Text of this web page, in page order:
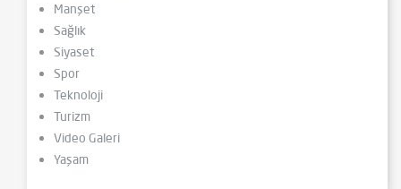
Manşet
Sağlık
Siyaset
Spor
Teknoloji
Turizm
Video Galeri
Yaşam